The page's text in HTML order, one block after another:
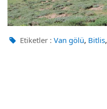
Etiketler : Van gölü, Bitlis,